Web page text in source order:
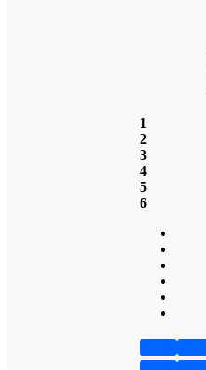
1
2
3
4
5
6